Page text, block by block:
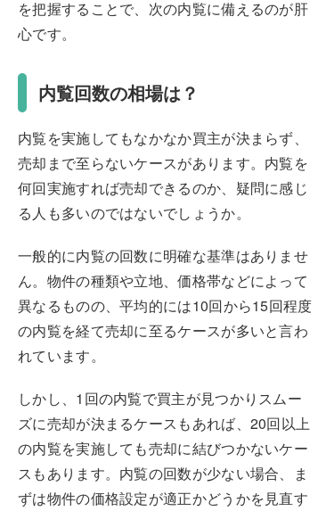
を把握することで、次の内覧に備えるのが肝
心です。
内覧回数の相場は？
内覧を実施してもなかなか買主が決まらず、
売却まで至らないケースがあります。内覧を
何回実施すれば売却できるのか、疑問に感じ
る人も多いのではないでしょうか。
一般的に内覧の回数に明確な基準はありませ
ん。物件の種類や立地、価格帯などによって
異なるものの、平均的には10回から15回程度
の内覧を経て売却に至るケースが多いと言わ
れています。
しかし、1回の内覧で買主が見つかりスムー
ズに売却が決まるケースもあれば、20回以上
の内覧を実施しても売却に結びつかないケー
スもあります。内覧の回数が少ない場合、ま
ずは物件の価格設定が適正かどうかを見直す